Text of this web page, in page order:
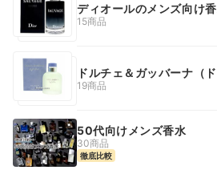
ディオールのメンズ向け
15商品
ドルチェ＆ガッバーナ（
水
19商品
50代向けメンズ香水
30商品
徹底比較